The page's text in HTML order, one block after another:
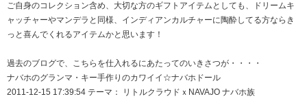
ご自身のコレクション含め、大切な方のギフトアイテムとしても、ドリームキ
ャッチャーやマンデラと同様、インディアンカルチャーに陶酔してる方ならき
っと喜んでくれるアイテムかと思います！
過去のブログで、こちらを仕入れるにあたってのいきさつが・・・・
ナバホのグランマ・キー手作りのカワイイ☆ナバホドール
2011-12-15 17:39:54 テーマ： リトルクラウドｘNAVAJO ナバホ族